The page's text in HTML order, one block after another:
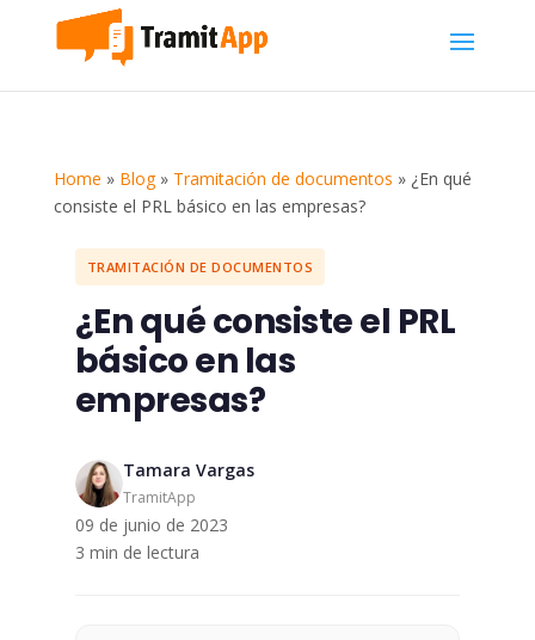
Home » Blog» Tramitación de documentos » ¿En qué
consiste el PRL básico en las empresas?
TRAMITACIÓN DE DOCUMENTOS
¿En qué consiste el PRL
básico en las
empresas?
Tamara Vargas
TramitApp
09 de junio de 2023
3 min de lectura